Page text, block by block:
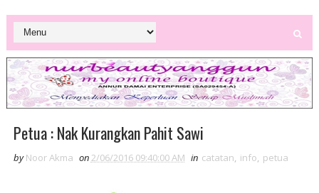
Petua : Nak Kurangkan Pahit Sawi
by Noor Akma on2/06/2016 09:40:00 AM in catatan, info, petua